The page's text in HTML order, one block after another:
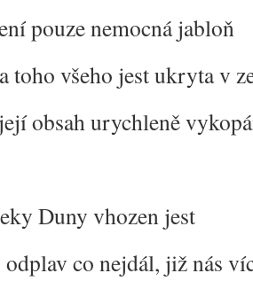
pouze nemocná jabloň
toho všeho jest ukryta v
obsah urychleně
Duny vhozen jest
odplav co nejdál, již nás